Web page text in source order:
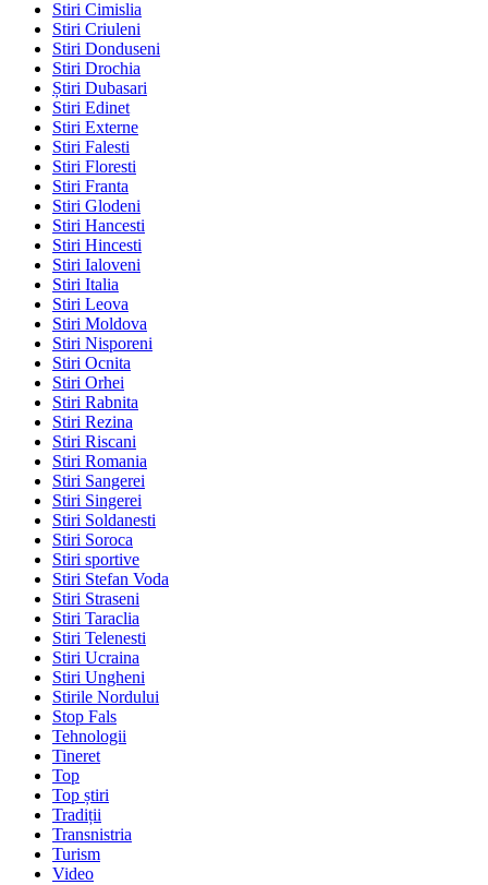
Stiri Cimislia
Stiri Criuleni
Stiri Donduseni
Stiri Drochia
Știri Dubasari
Stiri Edinet
Stiri Externe
Stiri Falesti
Stiri Floresti
Stiri Franta
Stiri Glodeni
Stiri Hancesti
Stiri Hincesti
Stiri Ialoveni
Stiri Italia
Stiri Leova
Stiri Moldova
Stiri Nisporeni
Stiri Ocnita
Stiri Orhei
Stiri Rabnita
Stiri Rezina
Stiri Riscani
Stiri Romania
Stiri Sangerei
Stiri Singerei
Stiri Soldanesti
Stiri Soroca
Stiri sportive
Stiri Stefan Voda
Stiri Straseni
Stiri Taraclia
Stiri Telenesti
Stiri Ucraina
Stiri Ungheni
Stirile Nordului
Stop Fals
Tehnologii
Tineret
Top
Top știri
Tradiții
Transnistria
Turism
Video